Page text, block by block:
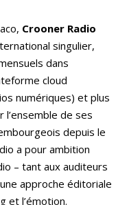
Crooner Radio
singulier,
dans
cloud
numériques) et plus
l’ensemble de ses
depuis le
a pour ambition
– tant aux auditeurs
approche éditoriale
et l’émotion.